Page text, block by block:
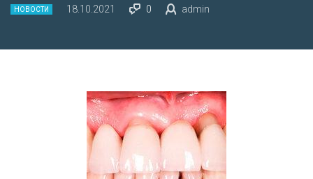
НОВОСТИ 18.10.2021 0 admin